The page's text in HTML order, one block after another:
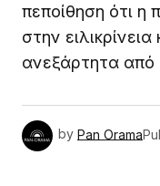
πεποίθηση ότι η
στην
ανεξάρτητα από
by Pan Orama